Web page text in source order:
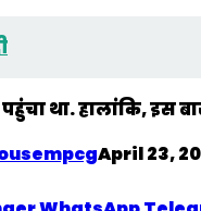
था. हालांकि, इस
April 23,